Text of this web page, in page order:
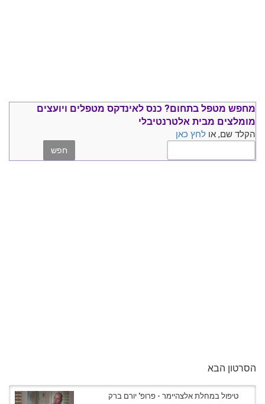
מחפש מטפל בתחום? כנס לאינדקס מטפלים ויועצים
מומלצים מבית אלטרנטיבלי
הקלד שם, או לחץ כאן
הסרטון הבא
טיפול במחלת אלצהיימר - פרופ' יורם ברק